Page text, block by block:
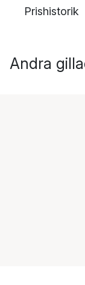
Prishistorik
Andra